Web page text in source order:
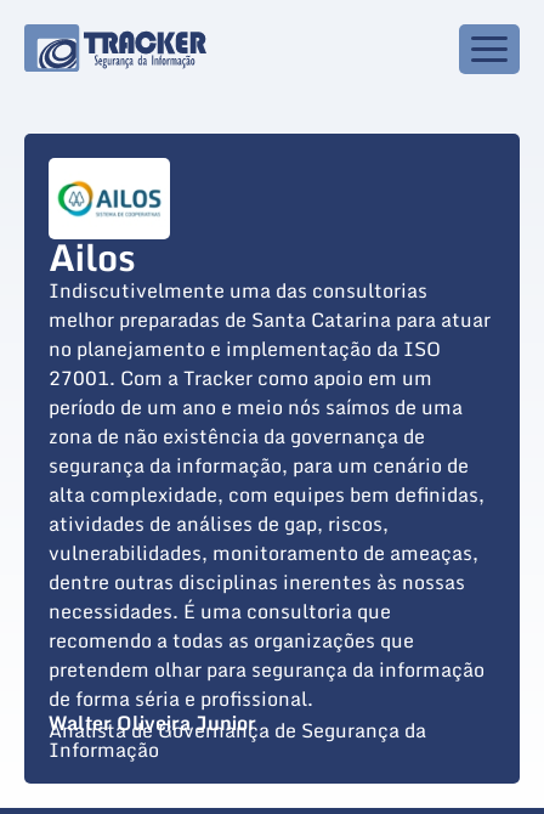
Ailos
Indiscutivelmente uma das consultorias
melhor preparadas de Santa Catarina para atuar
no planejamento e implementação da ISO
27001. Com a Tracker como apoio em um
período de um ano e meio nós saímos de uma
zona de não existência da governança de
segurança da informação, para um cenário de
alta complexidade, com equipes bem definidas,
atividades de análises de gap, riscos,
vulnerabilidades, monitoramento de ameaças,
dentre outras disciplinas inerentes às nossas
necessidades. É uma consultoria que
recomendo a todas as organizações que
pretendem olhar para segurança da informação
de forma séria e profissional.
Walter Oliveira Junior
Analista de Governança de Segurança da
Informação